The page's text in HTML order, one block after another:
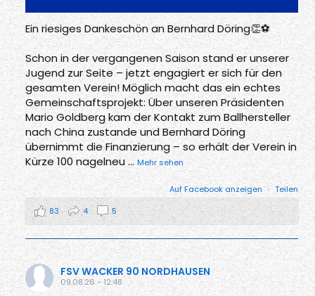
Ein riesiges Dankeschön an Bernhard Döring👏⚽
Schon in der vergangenen Saison stand er unserer
Jugend zur Seite – jetzt engagiert er sich für den
gesamten Verein! Möglich macht das ein echtes
Gemeinschaftsprojekt: Über unseren Präsidenten
Mario Goldberg kam der Kontakt zum Ballhersteller
nach China zustande und Bernhard Döring
übernimmt die Finanzierung – so erhält der Verein in
Kürze 100 nagelneu... Mehr sehen
Auf Facebook anzeigen · Teilen
83
4 5
FSV WACKER 90 NORDHAUSEN
09.08.26 - 12:48